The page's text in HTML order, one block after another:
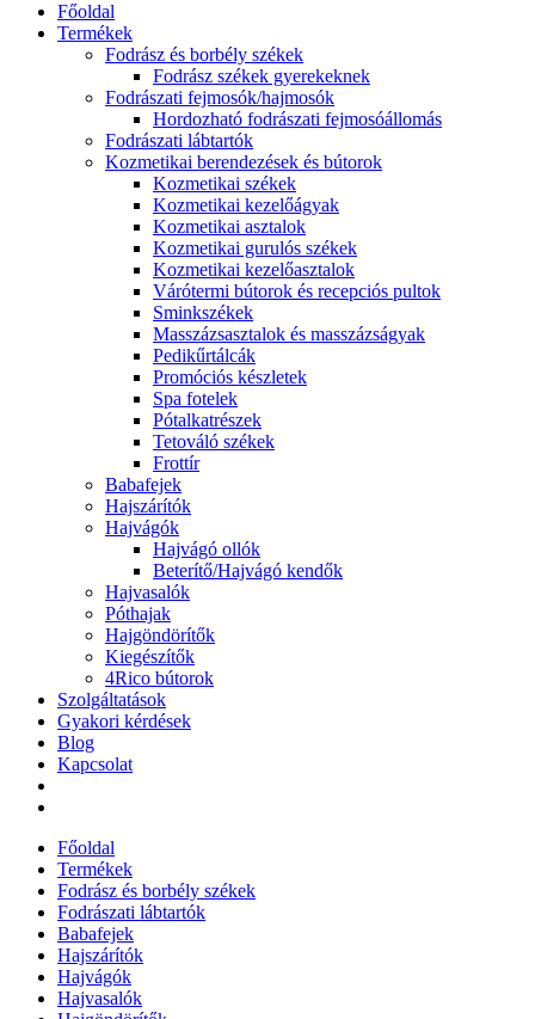
Főoldal
Termékek
Fodrász és borbély székek
Fodrász székek gyerekeknek
Fodrászati fejmosók/hajmosók
Hordozható fodrászati fejmosóállomás
Fodrászati lábtartók
Kozmetikai berendezések és bútorok
Kozmetikai székek
Kozmetikai kezelőágyak
Kozmetikai asztalok
Kozmetikai gurulós székek
Kozmetikai kezelőasztalok
Várótermi bútorok és recepciós pultok
Sminkszékek
Masszázsasztalok és masszázságyak
Pedikűrtálcák
Promóciós készletek
Spa fotelek
Pótalkatrészek
Tetováló székek
Frottír
Babafejek
Hajszárítók
Hajvágók
Hajvágó ollók
Beterítő/Hajvágó kendők
Hajvasalók
Póthajak
Hajgöndörítők
Kiegészítők
4Rico bútorok
Szolgáltatások
Gyakori kérdések
Blog
Kapcsolat
Főoldal
Termékek
Fodrász és borbély székek
Fodrászati lábtartók
Babafejek
Hajszárítók
Hajvágók
Hajvasalók